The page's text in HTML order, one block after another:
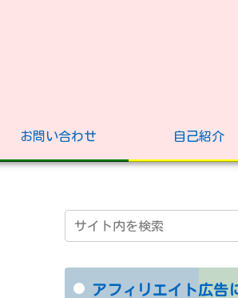
お問い合わせ 自己紹介
アフィリエイト広告